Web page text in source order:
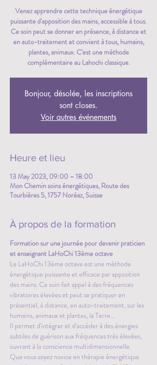
Venez apprendre cette technique énergétique
puissante d'apposition des mains, accessible à tous.
Ce soin peut se donner en présence, à distance et
en auto-traitement et convient à tous, humains,
plantes, animaux. C'est une méthode
complémentaire au Lahochi classique.
Bonjour, désolée, les inscriptions
sont closes.
Voir autres événements
Heure et lieu
13 May 2023, 09:00 – 18:00
Mon Chemin soins énergétiques, Route des
Tourbières 5, 1757 Noréaz, Suisse
À propos de la formation
Formation sur une journée pour devenir praticien
et enseignant LaHoChi 13ème octave
Le LaHoChi 13ème octave est une méthode
énergétique puissante et efficace par apposition
des mains. Ce soin fait appel à des fréquences
vibratoires élevées et peut se pratiquer en
présentiel, à distance, en auto-traitement, sur les
humains, animaux et plantes, la Terre...
Il permet d'intégrer et d'accéder à des énergies
subtiles de guérison aux fréquences très élevées,
ouvrant à la conscience multidimensionnelle.
Que vous soyez novice en thérapie énergétique